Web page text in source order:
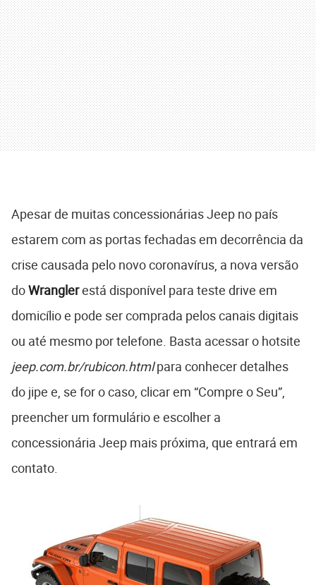
Apesar de muitas concessionárias Jeep no país
estarem com as portas fechadas em decorrência da
crise causada pelo novo coronavírus, a nova versão
doWranglerestá disponível para teste drive em
domicílio e pode ser comprada pelos canais digitais
ou até mesmo por telefone. Basta acessar o hotsite
jeep.com.br/rubicon.htmlpara conhecer detalhes
do jipe e, se for o caso, clicar em “Compre o Seu”,
preencher um formulário e escolher a
concessionária Jeep mais próxima, que entrará em
contato.